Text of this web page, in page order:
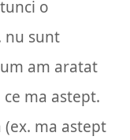
o
nu sunt
am aratat
ma astept.
ma astept